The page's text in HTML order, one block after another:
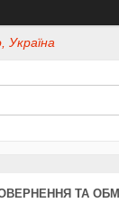
Україна
ТА